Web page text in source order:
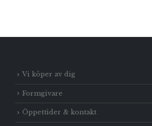
Vi köper av dig
Formgivare
Öppettider & kontakt